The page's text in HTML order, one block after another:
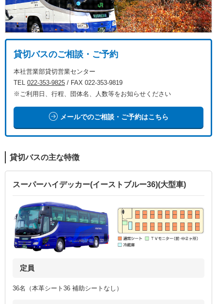
貸切バスのご相談・ご予約
本社営業部貸切営業センター
TEL 022-353-9825 / FAX 022-353-9819
※ご利用日、行程、団体名、人数等をお知らせください
メールでのご相談・ご予約はこちら
貸切バスの主な特徴
スーパーハイデッカー(イーストブルー36)(大型車)
定員
36名（本革シート36 補助シートなし）